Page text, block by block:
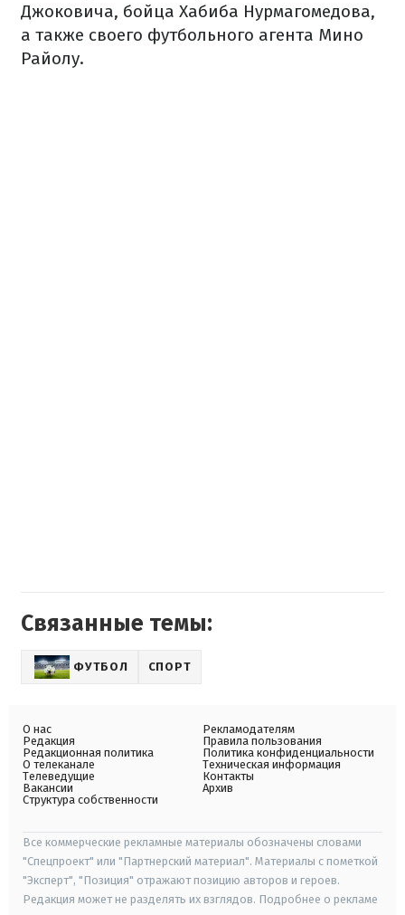
Джоковича, бойца Хабиба Нурмагомедова,
а также своего футбольного агента Мино
Райолу.
Связанные темы:
ФУТБОЛ СПОРТ
О нас
Редакция
Редакционная политика
О телеканале
Телеведущие
Вакансии
Структура собственности
Рекламодателям
Правила пользования
Политика конфиденциальности
Техническая информация
Контакты
Архив
Все коммерческие рекламные материалы обозначены словами
"Спецпроект" или "Партнерский материал". Материалы с пометкой
"Эксперт", "Позиция" отражают позицию авторов и героев.
Редакция может не разделять их взглядов. Подробнее о рекламе